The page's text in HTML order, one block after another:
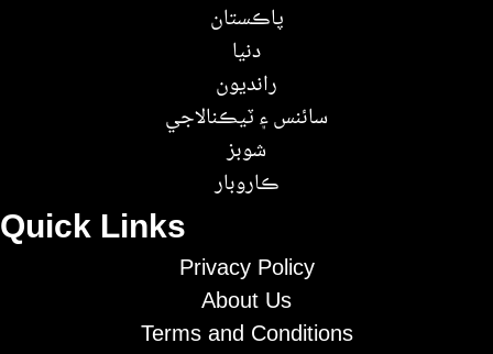
Quick Links
Privacy Policy
About Us
Terms and Conditions
پاڪستان
دنيا
رانديون
سائنس ۽ ٽيڪنالاجي
شوبز
ڪاروبار